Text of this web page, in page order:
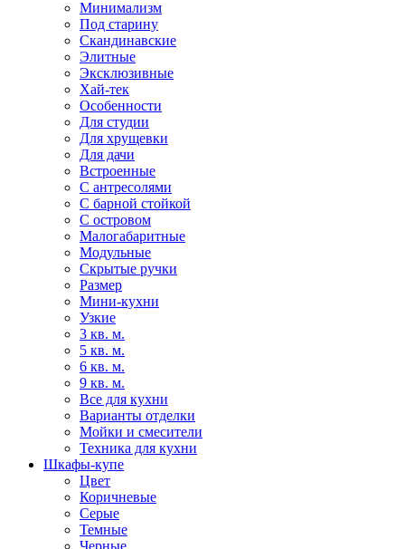
Минимализм
Под старину
Скандинавские
Элитные
Эксклюзивные
Хай-тек
Особенности
Для студии
Для хрущевки
Для дачи
Встроенные
С антресолями
С барной стойкой
С островом
Малогабаритные
Модульные
Скрытые ручки
Размер
Мини-кухни
Узкие
3 кв. м.
5 кв. м.
6 кв. м.
9 кв. м.
Все для кухни
Варианты отделки
Мойки и смесители
Техника для кухни
Шкафы-купе
Цвет
Коричневые
Серые
Темные
Черные